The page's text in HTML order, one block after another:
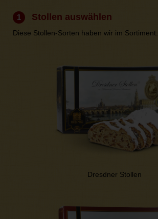
1 Stollen auswählen
Diese Stollen-Sorten haben wir im Sortiment:
Dresdner Stollen